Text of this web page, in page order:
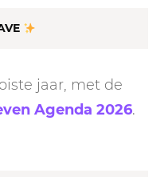
jaar, met de
Agenda 2026.